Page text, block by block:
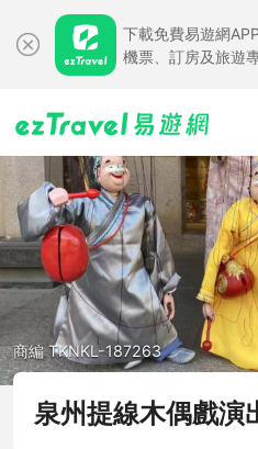
下載免費易遊網APP
機票、訂房及旅遊
商編 TKNKL-187263
泉州提線木偶戲演